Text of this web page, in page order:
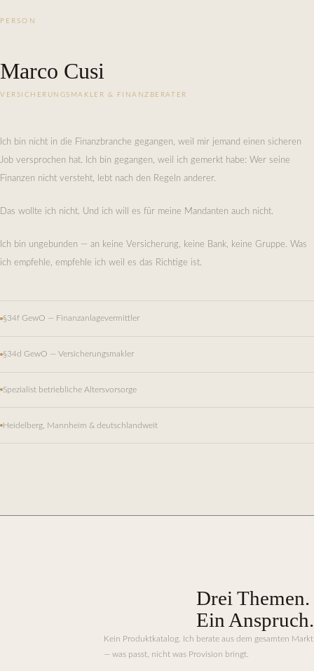
PERSON
Marco Cusi
VERSICHERUNGSMAKLER & FINANZBERATER
Ich bin nicht in die Finanzbranche gegangen, weil mir jemand einen sicheren
Job versprochen hat. Ich bin gegangen, weil ich gemerkt habe: Wer seine
Finanzen nicht versteht, lebt nach den Regeln anderer.
Das wollte ich nicht. Und ich will es für meine Mandanten auch nicht.
Ich bin ungebunden — an keine Versicherung, keine Bank, keine Gruppe. Was
ich empfehle, empfehle ich weil es das Richtige ist.
§34f GewO — Finanzanlagevermittler
§34d GewO — Versicherungsmakler
Spezialist betriebliche Altersvorsorge
Heidelberg, Mannheim & deutschlandweit
Drei Themen.
Ein Anspruch.
Kein Produktkatalog. Ich berate aus dem gesamten Markt
— was passt, nicht was Provision bringt.